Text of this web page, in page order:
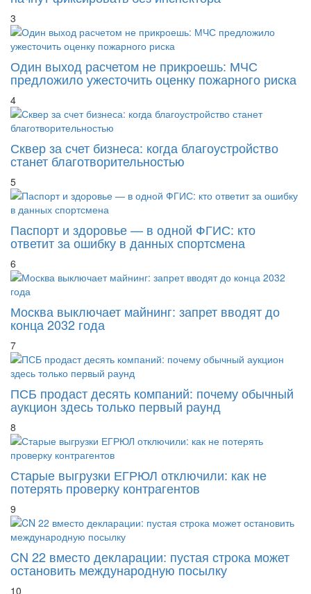
Один выход расчетом не прикроешь: МЧС
предложило ужесточить оценку пожарного риска
4
Сквер за счет бизнеса: когда благоустройство
станет благотворительностью
5
Паспорт и здоровье — в одной ФГИС: кто
ответит за ошибку в данных спортсмена
6
Москва выключает майнинг: запрет вводят до
конца 2032 года
7
ПСБ продаст десять компаний: почему обычный
аукцион здесь только первый раунд
8
Старые выгрузки ЕГРЮЛ отключили: как не
потерять проверку контрагентов
9
CN 22 вместо декларации: пустая строка может
остановить международную посылку
10